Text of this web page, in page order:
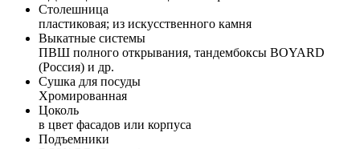
Столешница
пластиковая; из искусственного камня
Выкатные системы
ПВШ полного открывания, тандембоксы BOYARD
(Россия) и др.
Сушка для посуды
Хромированная
Цоколь
в цвет фасадов или корпуса
Подъемники